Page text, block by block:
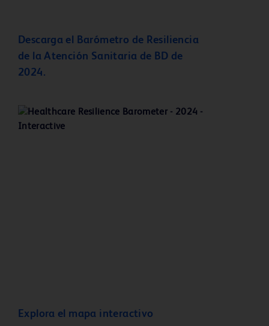
Descarga el Barómetro de Resiliencia
de la Atención Sanitaria de BD de
2024.
Explora el mapa interactivo